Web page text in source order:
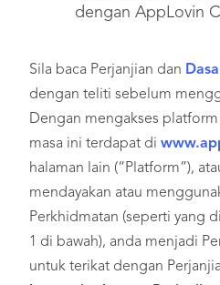
dengan AppLovin
Sila baca Perjanjian dan
dengan teliti sebelum
Dengan mengakses
masa ini terdapat di
halaman lain (“Platform”),
mendayakan atau
Perkhidmatan (seperti yang
1 di bawah), anda menjadi
untuk terikat dengan